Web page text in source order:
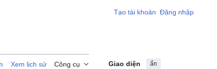
Tạo tài khoản Đăng nhập
Xem lịch sử Công cụ Giao diện ẩn